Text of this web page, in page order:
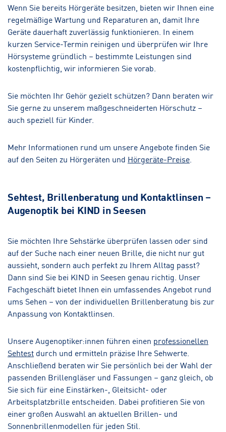
Wenn Sie bereits Hörgeräte besitzen, bieten wir Ihnen eine
regelmäßige Wartung und Reparaturen an, damit Ihre
Geräte dauerhaft zuverlässig funktionieren. In einem
kurzen Service-Termin reinigen und überprüfen wir Ihre
Hörsysteme gründlich – bestimmte Leistungen sind
kostenpflichtig, wir informieren Sie vorab.
Sie möchten Ihr Gehör gezielt schützen? Dann beraten wir
Sie gerne zu unserem maßgeschneiderten Hörschutz –
auch speziell für Kinder.
Mehr Informationen rund um unsere Angebote finden Sie
auf den Seiten zu Hörgeräten und Hörgeräte-Preise
Sehtest, Brillenberatung und Kontaktlinsen –
Augenoptik bei KIND in Seesen
Sie möchten Ihre Sehstärke überprüfen lassen oder sind
auf der Suche nach einer neuen Brille, die nicht nur gut
aussieht, sondern auch perfekt zu Ihrem Alltag passt?
Dann sind Sie bei KIND in Seesen genau richtig. Unser
Fachgeschäft bietet Ihnen ein umfassendes Angebot rund
ums Sehen – von der individuellen Brillenberatung bis zur
Anpassung von Kontaktlinsen.
Unsere Augenoptiker:innen führen einen professionellen
Sehtest durch und ermitteln präzise Ihre Sehwerte.
Anschließend beraten wir Sie persönlich bei der Wahl der
passenden Brillengläser und Fassungen – ganz gleich, ob
Sie sich für eine Einstärken-, Gleitsicht- oder
Arbeitsplatzbrille entscheiden. Dabei profitieren Sie von
einer großen Auswahl an aktuellen Brillen- und
Sonnenbrillenmodellen für jeden Stil.